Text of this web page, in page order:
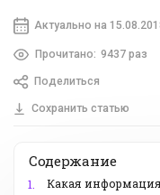
Актуально на
Прочитано: 9437 раз
Поделиться
Сохранить статью
Содержание
1.
Какая